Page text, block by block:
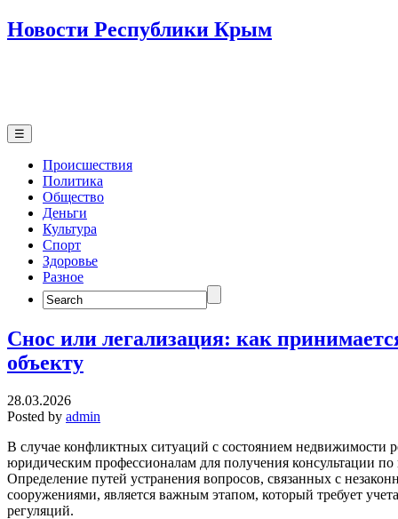
Новости Республики Крым
☰
Происшествия
Политика
Общество
Деньги
Культура
Спорт
Здоровье
Разное
Search
for:
Снос или легализация: как
объекту
28.03.2026
Posted by admin
В случае конфликтных ситуаций с состоянием недвижимости
юридическим профессионалам для получения консультации
Определение путей устранения вопросов, связанных с
сооружениями, является важным этапом, который требует
регуляций.